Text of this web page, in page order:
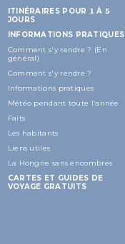
ITINÉRAIRES POUR 1 À 5
JOURS
INFORMATIONS PRATIQUES
Comment s'y rendre ? (En
général)
Comment s'y rendre ?
Informations pratiques
Météo pendant toute l’année
Faits
Les habitants
Liens utiles
La Hongrie sans encombres
CARTES ET GUIDES DE
VOYAGE GRATUITS